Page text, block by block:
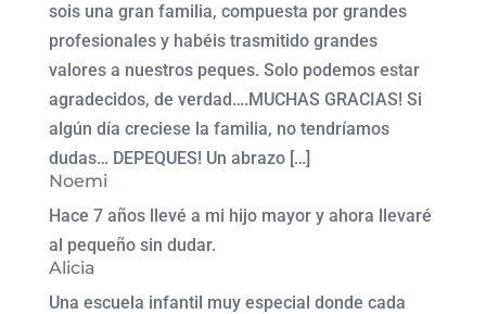
sois una gran familia, compuesta por grandes
profesionales y habéis trasmitido grandes
valores a nuestros peques. Solo podemos estar
agradecidos, de verdad….MUCHAS GRACIAS! Si
algún día creciese la familia, no tendríamos
dudas… DEPEQUES! Un abrazo […]
Noemi
Hace 7 años llevé a mi hijo mayor y ahora llevaré
al pequeño sin dudar.
Alicia
Una escuela infantil muy especial donde cada